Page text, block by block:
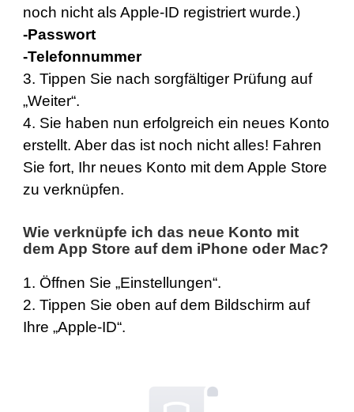
noch nicht als Apple-ID registriert wurde.)
-Passwort
-Telefonnummer
3. Tippen Sie nach sorgfältiger Prüfung auf
„Weiter“.
4. Sie haben nun erfolgreich ein neues Konto
erstellt. Aber das ist noch nicht alles! Fahren
Sie fort, Ihr neues Konto mit dem Apple Store
zu verknüpfen.
Wie verknüpfe ich das neue Konto mit
dem App Store auf dem iPhone oder Mac?
1. Öffnen Sie „Einstellungen“.
2. Tippen Sie oben auf dem Bildschirm auf
Ihre „Apple-ID“.